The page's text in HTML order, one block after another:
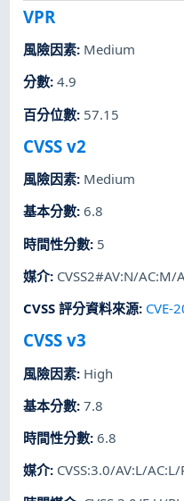
VPR
風險因素: Medium
分數:4.9
百分位數: 57.15
CVSS v2
風險因素: Medium
基本分數:6.8
時間性分數: 5
媒介: CVSS2#AV:N/
CVSS 評分資料來源: CVE-
CVSS v3
風險因素: High
基本分數:7.8
時間性分數:6.8
媒介: CVSS:3.0/AV:L/